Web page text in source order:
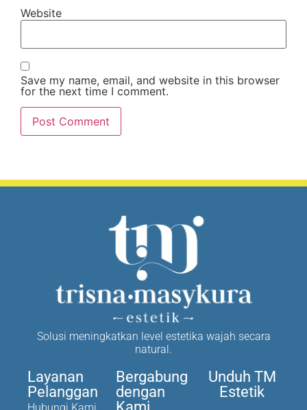
Website
Save my name, email, and website in this browser
for the next time I comment.
Solusi meningkatkan level estetika wajah secara
natural.
Layanan
Pelanggan
Hubungi Kami
Bergabung
dengan
Unduh TM
Estetik